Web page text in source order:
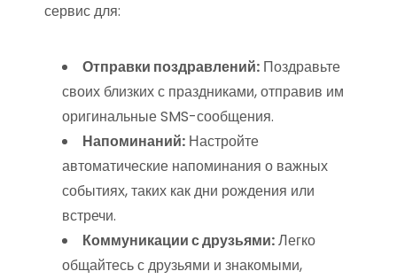
сервис для:
Отправки поздравлений: Поздравьте
своих близких с праздниками, отправив им
оригинальные SMS-сообщения.
Напоминаний: Настройте
автоматические напоминания о важных
событиях, таких как дни рождения или
встречи.
Коммуникации с друзьями:Легко
общайтесь с друзьями и знакомыми,